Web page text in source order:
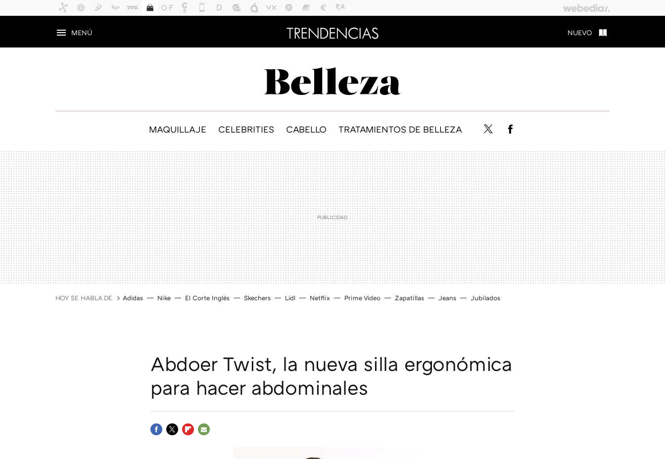
MENÚ NUEVO
MAQUILLAJE CELEBRITIES CABELLO TRATAMIENTOS DE BELLEZA Twitter
HOY SE HABLA DE Adidas Nike El Corte Inglés Skechers Lidl Netflix Prime Video Zapatillas Jeans Jubilados
Abdoer Twist, la nueva silla ergonómica
para hacer abdominales